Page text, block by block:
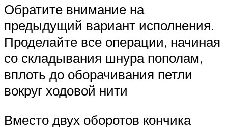
Обратите внимание на
предыдущий вариант исполнения.
Проделайте все операции, начиная
со складывания шнура пополам,
вплоть до оборачивания петли
вокруг ходовой нити
Вместо двух оборотов кончика